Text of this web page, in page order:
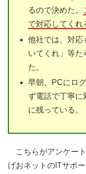
るので決めた。
で対応してくれ
他社では、対応
いてくれ」等た
た。
早朝、PCにロ
ず電話で丁寧に
に残っている。
こちらがアンケート
げおネットのITサポ